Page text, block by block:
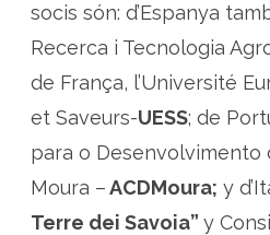
socis són: d’Espanya
Recerca i Tecnologia
de França, l’Université
et Saveurs-UESS; de
para o Desenvolvimento
Moura –ACDMoura; y
Terre dei Savoia” y